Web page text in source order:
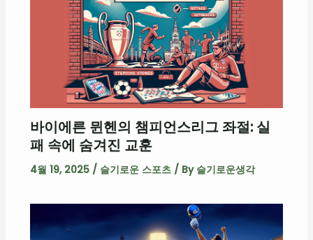
바이에른 뮌헨의 챔피언스리그 좌절: 실
패 속에 숨겨진 교훈
4월 19, 2025 / 슬기로운 스포츠/ By 슬기로운생각